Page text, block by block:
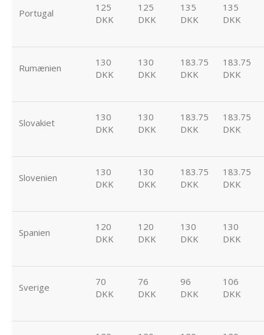
Portugal
125
DKK
125
DKK
135
DKK
135
DKK
Rumænien
130
DKK
130
DKK
183.75
DKK
183.75
DKK
Slovakiet
130
DKK
130
DKK
183.75
DKK
183.75
DKK
Slovenien
130
DKK
130
DKK
183.75
DKK
183.75
DKK
Spanien
120
DKK
120
DKK
130
DKK
130
DKK
Sverige
70
DKK
76
DKK
96
DKK
106
DKK